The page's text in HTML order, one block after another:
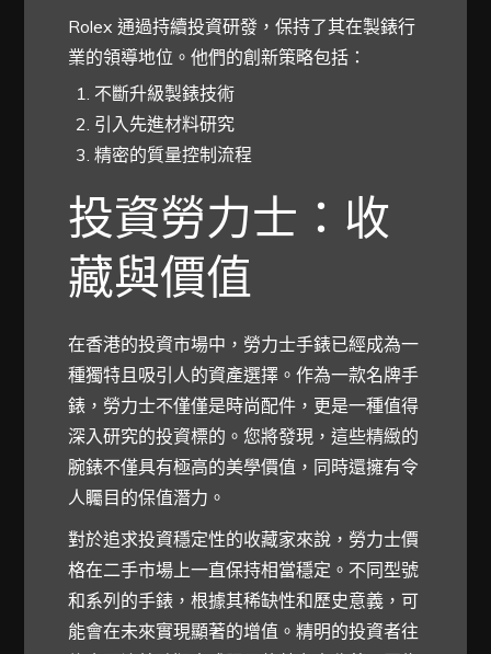
Rolex 通過持續投資研發，保持了其在製錶行
業的領導地位。他們的創新策略包括：
不斷升級製錶技術
引入先進材料研究
精密的質量控制流程
投資勞力士：收
藏與價值
在香港的投資市場中，勞力士手錶已經成為一
種獨特且吸引人的資產選擇。作為一款名牌手
錶，勞力士不僅僅是時尚配件，更是一種值得
深入研究的投資標的。您將發現，這些精緻的
腕錶不僅具有極高的美學價值，同時還擁有令
人矚目的保值潛力。
對於追求投資穩定性的收藏家來說，勞力士價
格在二手市場上一直保持相當穩定。不同型號
和系列的手錶，根據其稀缺性和歷史意義，可
能會在未來實現顯著的增值。精明的投資者往